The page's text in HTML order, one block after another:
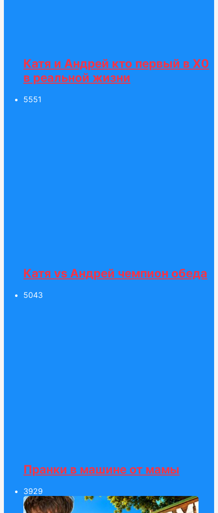
Катя и Андрей кто первый в Х0
в реальной жизни
5551
Катя vs Андрей чемпион обеда
5043
Пранки в машине от мамы
3929